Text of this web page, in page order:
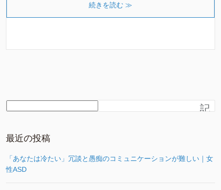
続きを読む ≫
記
最近の投稿
「あなたは冷たい」冗談と愚痴のコミュニケーションが難しい｜女
性ASD